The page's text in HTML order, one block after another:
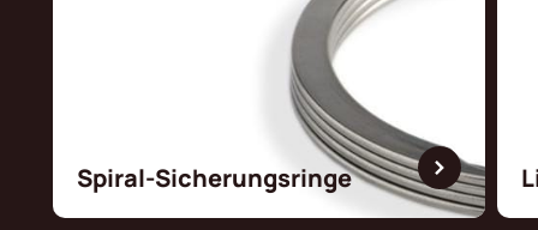
Spiral-Sicherungsringe